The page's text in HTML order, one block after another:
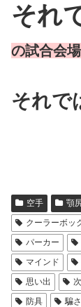
それ
の試合会
それで
空手 顎
クーラーボッ
パーカー
マインド
思い出
防具
騙